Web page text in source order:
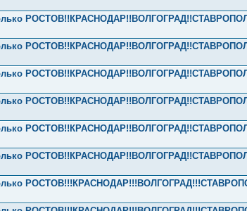
только
только
только
только
только
только
только